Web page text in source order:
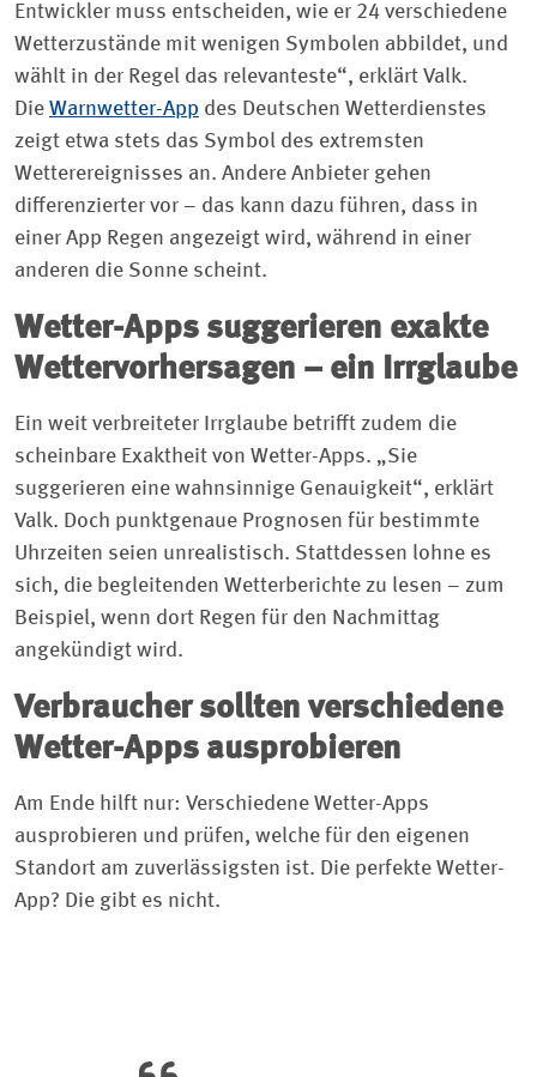
Entwickler muss entscheiden, wie er 24 verschiedene
Wetterzustände mit wenigen Symbolen abbildet, und
wählt in der Regel das relevanteste“, erklärt Valk.
Die Warnwetter-App des Deutschen Wetterdienstes
zeigt etwa stets das Symbol des extremsten
Wetterereignisses an. Andere Anbieter gehen
differenzierter vor – das kann dazu führen, dass in
einer App Regen angezeigt wird, während in einer
anderen die Sonne scheint.
Wetter-Apps suggerieren exakte
Wettervorhersagen – ein Irrglaube
Ein weit verbreiteter Irrglaube betrifft zudem die
scheinbare Exaktheit von Wetter-Apps. „Sie
suggerieren eine wahnsinnige Genauigkeit“, erklärt
Valk. Doch punktgenaue Prognosen für bestimmte
Uhrzeiten seien unrealistisch. Stattdessen lohne es
sich, die begleitenden Wetterberichte zu lesen – zum
Beispiel, wenn dort Regen für den Nachmittag
angekündigt wird.
Verbraucher sollten verschiedene
Wetter-Apps ausprobieren
Am Ende hilft nur: Verschiedene Wetter-Apps
ausprobieren und prüfen, welche für den eigenen
Standort am zuverlässigsten ist. Die perfekte Wetter-
App? Die gibt es nicht.